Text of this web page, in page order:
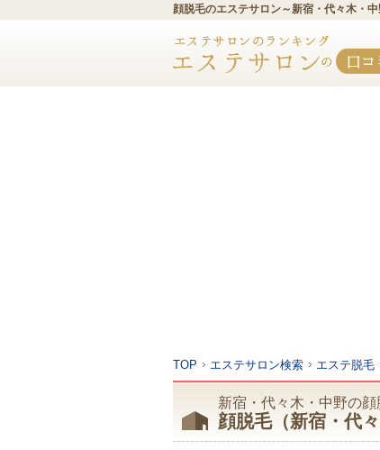
顔脱毛のエステサロン～新宿・代々木・
TOP エステサロン検索 エステ脱毛
新宿・代々木・中野の顔
顔脱毛（新宿・代々